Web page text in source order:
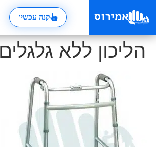
קנה עכשיו
הליכון ללא גלגלים